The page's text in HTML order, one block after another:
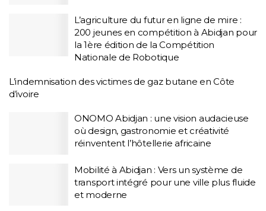
L’agriculture du futur en ligne de mire :
200 jeunes en compétition à Abidjan pour
la 1ère édition de la Compétition
Nationale de Robotique
L’indemnisation des victimes de gaz butane en Côte
d’ivoire
ONOMO Abidjan : une vision audacieuse
où design, gastronomie et créativité
réinventent l’hôtellerie africaine
Mobilité à Abidjan : Vers un système de
transport intégré pour une ville plus fluide
et moderne